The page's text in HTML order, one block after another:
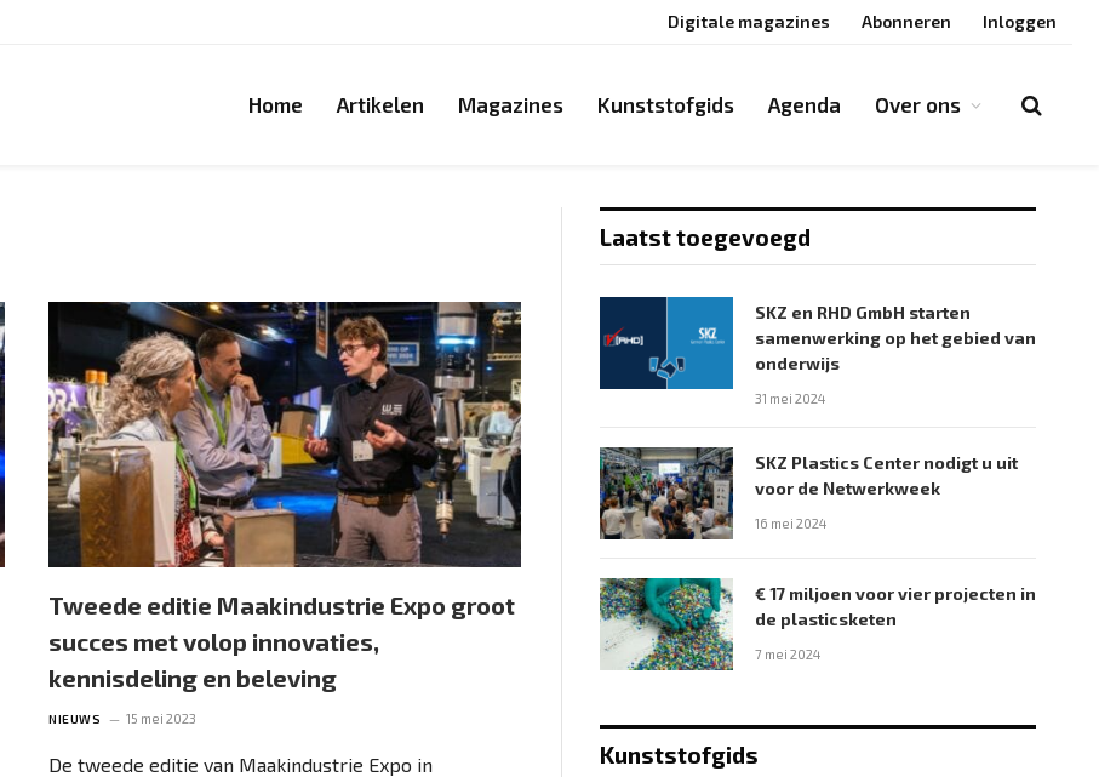
Digitale magazines Abonneren Inloggen
Home Artikelen Magazines Kunststofgids Agenda Over ons
Tweede editie Maakindustrie Expo groot
succes met volop innovaties,
kennisdeling en beleving
NIEUWS 15 mei 2023
De tweede editie van Maakindustrie Expo in
Laatst toegevoegd
SKZ en RHD GmbH starten
samenwerking op het gebied van
onderwijs
31 mei 2024
SKZ Plastics Center nodigt u uit
voor de Netwerkweek
16 mei 2024
€ 17 miljoen voor vier projecten in
de plasticsketen
7 mei 2024
Kunststofgids